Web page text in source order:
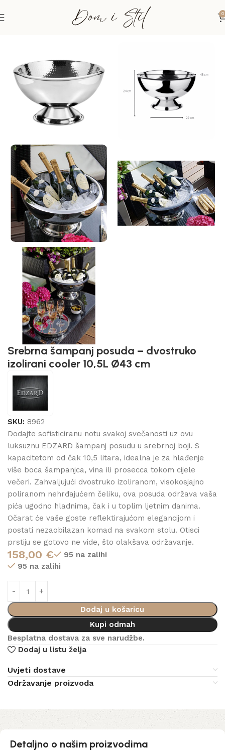
0
Srebrna šampanj posuda – dvostruko
izolirani cooler 10,5L Ø43 cm
SKU: 8962
Dodajte sofisticiranu notu svakoj svečanosti uz ovu
luksuznu EDZARD šampanj posudu u srebrnoj boji. S
kapacitetom od čak 10,5 litara, idealna je za hlađenje
više boca šampanjca, vina ili prosecca tokom cijele
večeri. Zahvaljujući dvostruko izoliranom, visokosjajno
poliranom nehrđajućem čeliku, ova posuda održava vaša
pića ugodno hladnima, čak i u toplim ljetnim danima.
Očarat će vaše goste reflektirajućom elegancijom i
postati nezaobilazan komad na svakom stolu. Otisci
prstiju se gotovo ne vide, što olakšava održavanje.
158,00 €
95 na zalihi
95 na zalihi
Dodaj u košaricu
Kupi odmah
Besplatna dostava za sve narudžbe.
Dodaj u listu želja
Uvjeti dostave
Održavanje proizvoda
Detaljno o našim proizvodima